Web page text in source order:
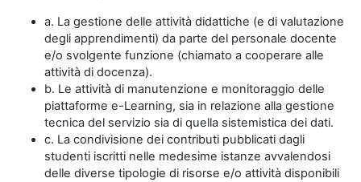
a. La gestione delle attività didattiche (e di valutazione
degli apprendimenti) da parte del personale docente
e/o svolgente funzione (chiamato a cooperare alle
attività di docenza).
b. Le attività di manutenzione e monitoraggio delle
piattaforme e-Learning, sia in relazione alla gestione
tecnica del servizio sia di quella sistemistica dei dati.
c. La condivisione dei contributi pubblicati dagli
studenti iscritti nelle medesime istanze avvalendosi
delle diverse tipologie di risorse e/o attività disponibili